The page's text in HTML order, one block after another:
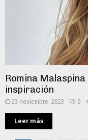
Romina
inspiración
23 noviembre, 2023 0
Leer más